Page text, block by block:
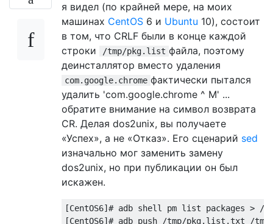
я видел (по крайней мере, на моих
машинах CentOS 6 и Ubuntu 10), состоит
в том, что CRLF были в конце каждой
строки
/tmp/pkg.list файла, поэтому
деинсталлятор вместо удаления
com.google.chrome фактически пытался
удалить 'com.google.chrome ^ M' ...
обратите внимание на символ возврата
CR. Делая dos2unix, вы получаете
«Успех», а не «Отказ». Его сценарий sed
изначально мог заменить замену
dos2unix, но при публикации он был
искажен.
[CentOS6]# adb shell pm list packages >
[CentOS6]# adb push /tmp/pkg.list.txt /